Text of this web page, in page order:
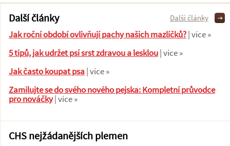
Další články
Jak roční období ovlivňují pachy našich mazlíčků?| více »
5 tipů, jak udržet psí srst zdravou a lesklou| více »
Jak často koupat psa| více »
Zamilujte se do svého nového pejska: Kompletní průvodce
pro nováčky| více »
Další články
CHS nejžádanějších plemen